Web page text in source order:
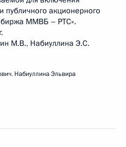
публичного акционерного
биржа ММВБ – РТС».
М.В., Набиуллина Э.С.
, Набиуллина Эльвира